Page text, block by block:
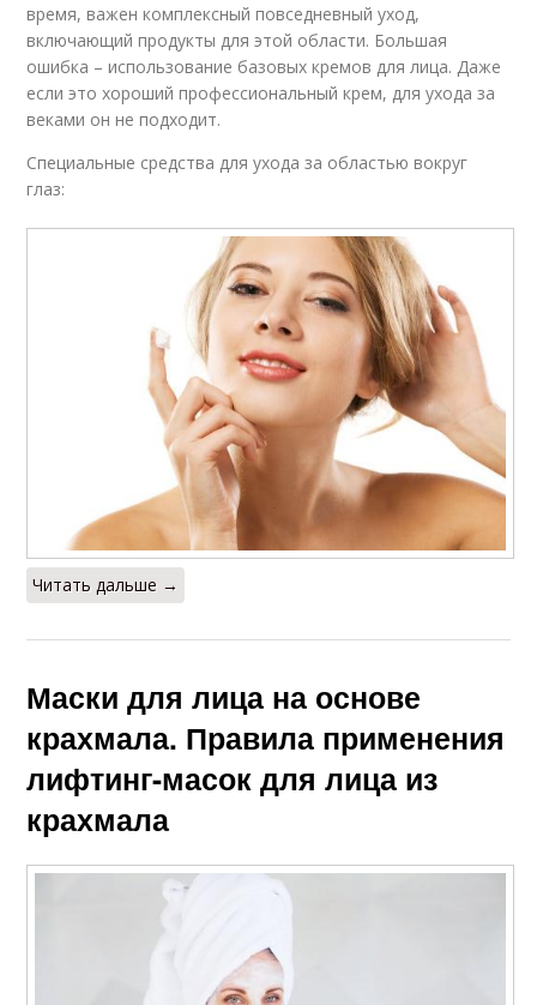
время, важен комплексный повседневный уход,
включающий продукты для этой области. Большая
ошибка – использование базовых кремов для лица. Даже
если это хороший профессиональный крем, для ухода за
веками он не подходит.
Специальные средства для ухода за областью вокруг
глаз:
Читать дальше →
Маски для лица на основе
крахмала. Правила применения
лифтинг-масок для лица из
крахмала